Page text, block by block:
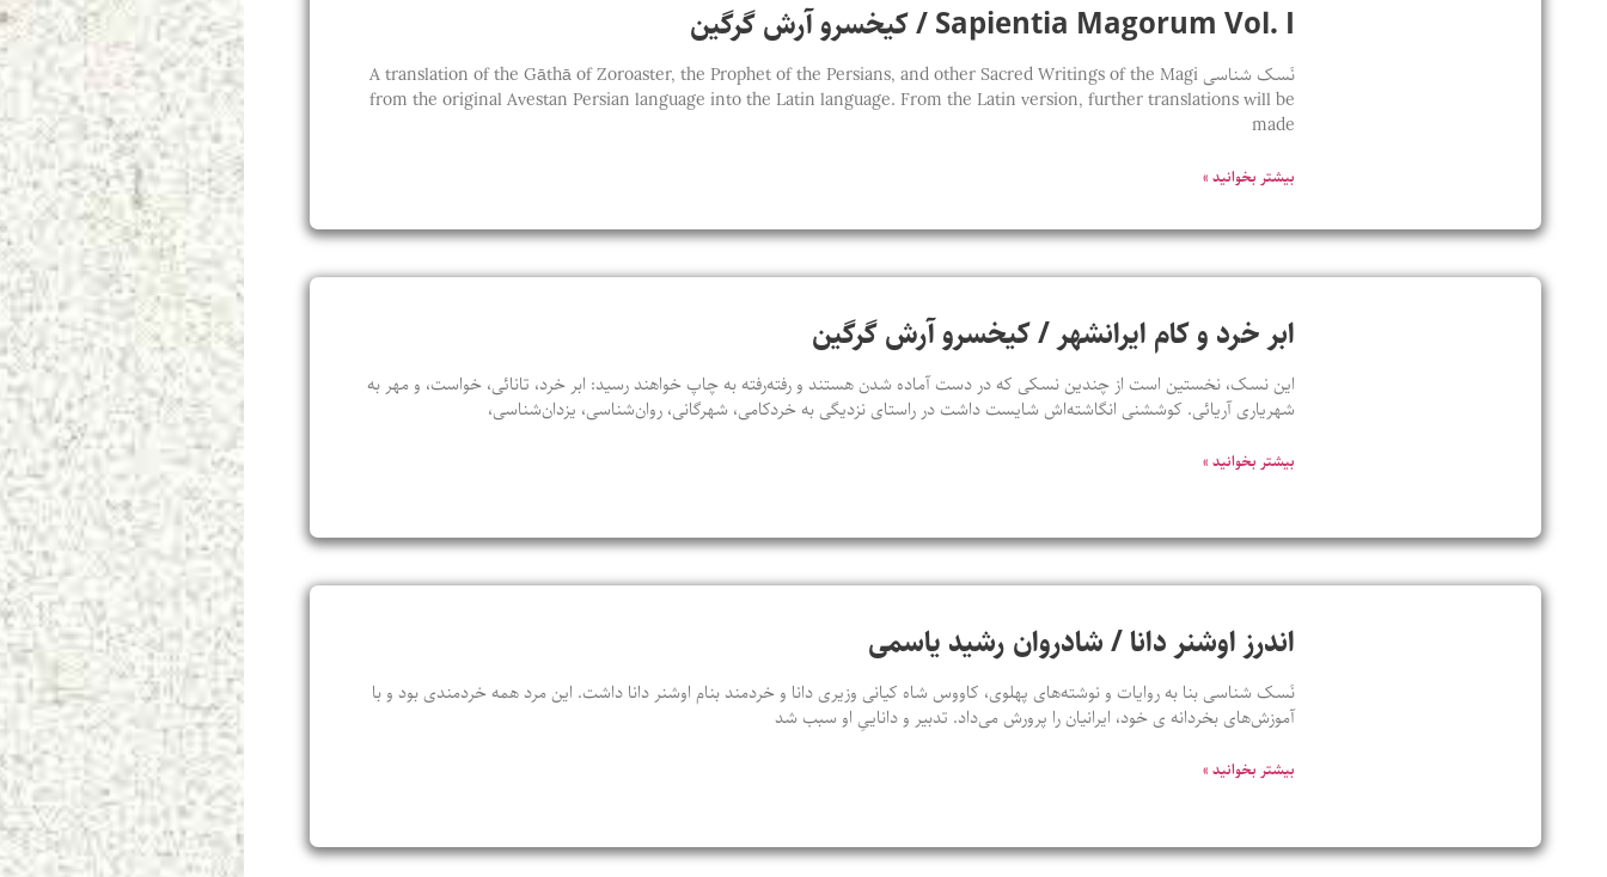
Sapientia Magorum Vol. I / کیخسرو آرش گرگین
نَسک شناسی A translation of the Gāthā of Zoroaster, the Prophet of the Persians, and other Sacred Writings of the Magi
from the original Avestan Persian language into the Latin language. From the Latin version, further translations will be
made
بیشتر بخوانید »
ابر خرد و کام ایرانشهر / کیخسرو آرش گرگین
این نسک، نخستین است از چندین نسکی که در دست آماده شدن هستند و رفته‌رفته به چاپ خواهند رسید: ابر خرد، تانائی، خواست، و مهر به
شهریاری آریائی. کوششنی انگاشته‌اش شایست داشت در راستای نزدیگی به خردکامی، شهرگانی، روان‌شناسی، یزدان‌شناسی،
بیشتر بخوانید »
اندرز اوشنر دانا / شادروان رشید یاسمی
نَسک شناسی بنا به روایات و نوشته‌های پهلوی، کاووس شاه کیانی وزیری دانا و خردمند بنام اوشنر دانا داشت. این مرد همه خردمندی بود و با
آموزش‌های بخردانه ی خود، ایرانیان را پرورش می‌داد. تدبیر و داناییِ او سبب شد
بیشتر بخوانید »